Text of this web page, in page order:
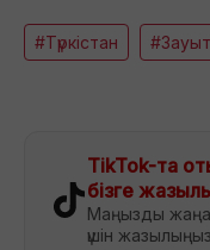
#Түркістан #Зауыт
TikTok-та
бізге
Маңызды
үшін